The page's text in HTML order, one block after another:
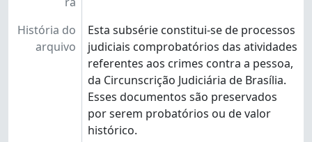
[Subseção] CIRCREM - Circunscrição Judiciária - Recanto das Emas
[Subseção] CIRCSAM - Circunscrição Judiciária - Samambaia
[Subseção] CIRCSOB - Circunscrição Judiciária - Sobradinho
[Subseção] CIRCSSB - Circunscrição Judiciária - São Sebastião
[Subseção] CIRCSMA - Circunscrição Judiciária - Santa Maria
[Subseção] CIRCTAG - Circunscrição Judiciária - Taguatinga
[Seção] 2ª - Área Judicial - 2ª Instância
História do
arquivo
Esta subsérie constitui-se de processos
judiciais comprobatórios das atividades
referentes aos crimes contra a pessoa,
da Circunscrição Judiciária de Brasília.
Esses documentos são preservados
por serem probatórios ou de valor
histórico.